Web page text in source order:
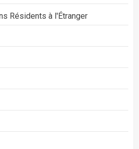
Résidents à l'Étranger